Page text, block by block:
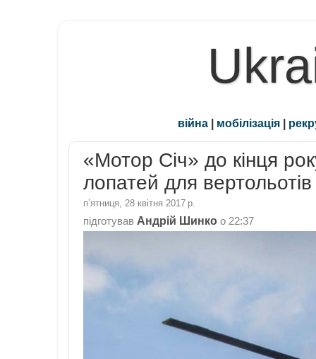
війна | мобілізація |
«Мотор Січ» до кінця
лопатей для
пʼятниця, 28 квітня 2017 р.
підготував Андрій Шинко о 22:37